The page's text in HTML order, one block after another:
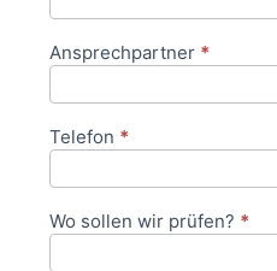
Ansprechpartner *
Telefon *
Wo sollen wir prüfen? *